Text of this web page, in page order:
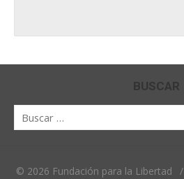
BUSCAR
© 2026 Fundación para la Libertad /